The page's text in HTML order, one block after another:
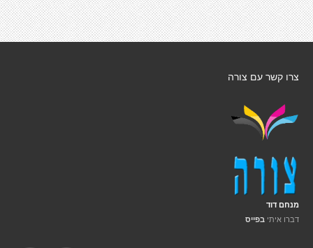
צרו קשר עם צורה
מנחם דוד
דברו איתי בפייס